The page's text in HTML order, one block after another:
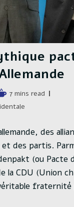
7 mins read
des
des partis.
(ou Pacte
la CDU (Union
fraternité